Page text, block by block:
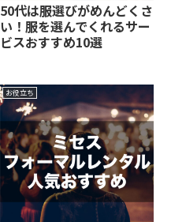
50代は服選びがめんどくさ
い！服を選んでくれるサー
ビスおすすめ10選
お役立ち